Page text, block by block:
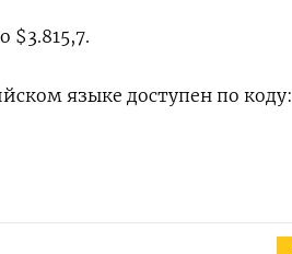
$3.815,7.
языке доступен по коду: